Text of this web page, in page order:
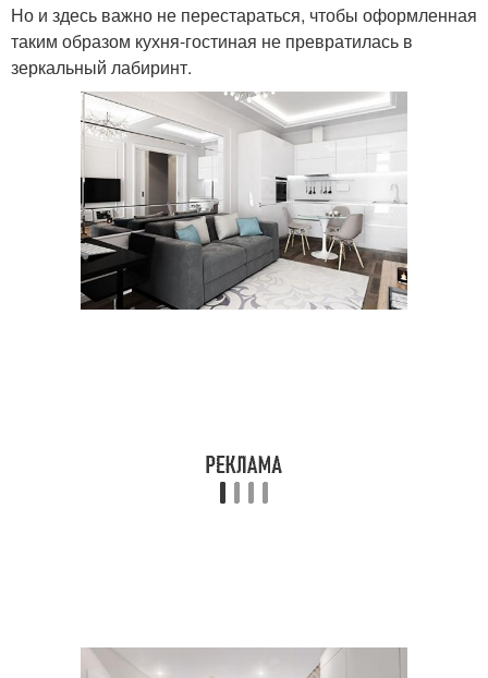
Но и здесь важно не перестараться, чтобы оформленная
таким образом кухня-гостиная не превратилась в
зеркальный лабиринт.